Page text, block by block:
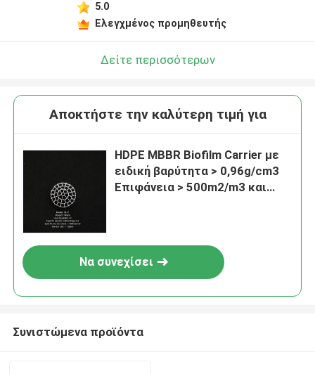
5.0
Ελεγχμένος προμηθευτής
Δείτε περισσότερων
Αποκτήστε την καλύτερη τιμή για
HDPE MBBR Biofilm Carrier με
ειδική βαρύτητα > 0,96g/cm3
Επιφάνεια > 500m2/m3 και
Να συνεχίσει
Συνιστώμενα προϊόντα